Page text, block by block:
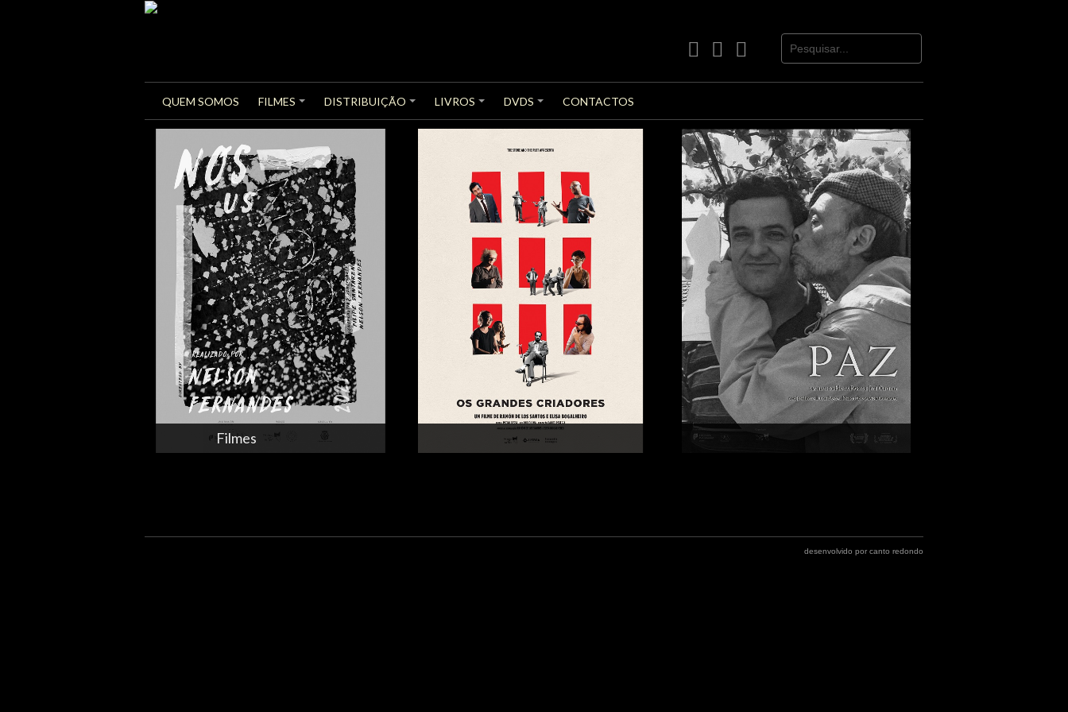
facebookInstagramYoutube
QUEM SOMOS
+
FILMES
+
DISTRIBUIÇÃO
+
LIVROS
+
DVDS CONTACTOS
Filmes
desenvolvido por canto redondo